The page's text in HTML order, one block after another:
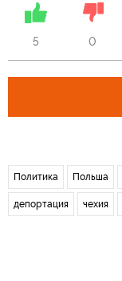
5 0
Политика Польша
депортация чехия